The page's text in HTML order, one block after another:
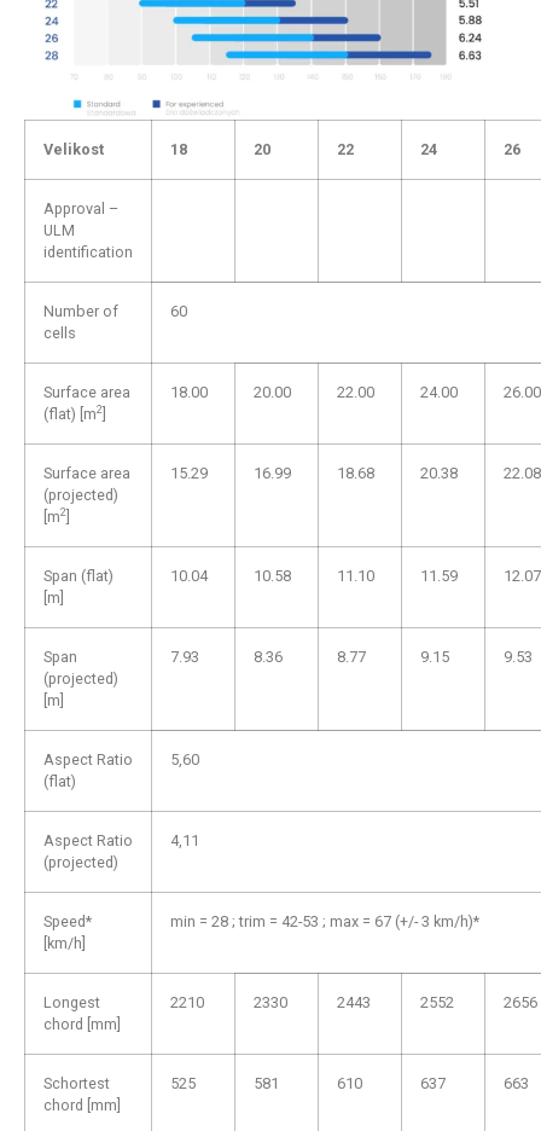
Velikost 18 20 22 24 26
Approval –
ULM
identification
Number of
cells
60
Surface area
(flat) [m2
18.00 20.00 22.00 24.00 26.00
Surface area
(projected)
[m2
15.29 16.99 18.68 20.38 22.08
Span (flat)
[m]
10.04 10.58 11.10 11.59 12.07
Span
(projected)
[m]
7.93 8.36 8.77 9.15 9.53
Aspect Ratio
(flat)
5,60
Aspect Ratio
(projected)
4,11
Speed*
[km/h]
min = 28 ; trim = 42-53 ; max = 67 (+/- 3 km/h)*
Longest
chord [mm]
2210 2330 2443 2552 2656
Schortest
chord [mm]
525 581 610 637 663